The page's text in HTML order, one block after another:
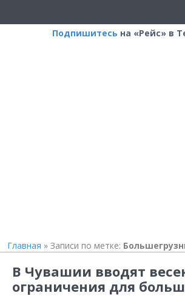
Подпишитесь на «Рейс» в
Главная » Записи по метке:
В Чувашии вводят
ограничения для